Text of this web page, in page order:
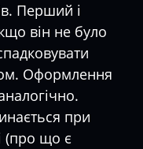
Перший і
він не було
Оформлення
при
(про що є